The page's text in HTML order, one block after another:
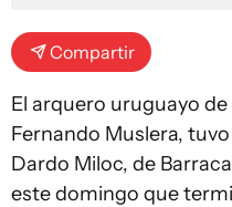
Compartir
El arquero uruguayo
Fernando Muslera,
Dardo Miloc, de
este domingo que